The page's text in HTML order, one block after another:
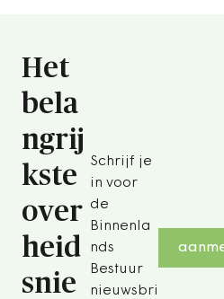
Het
bela
ngrij
kste
over
heid
snie
Schrijf je
in voor
de
Binnenla
nds
Bestuur
nieuwsbri